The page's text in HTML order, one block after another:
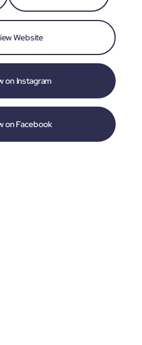
Website
on Instagram
on Facebook